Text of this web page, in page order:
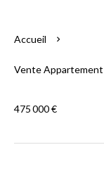
Accueil
Vente Appartement
475 000 €